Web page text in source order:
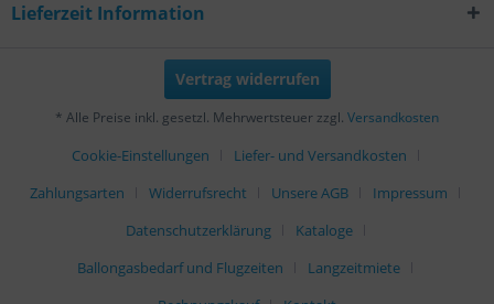
Lieferzeit Information
Vertrag widerrufen
* Alle Preise inkl. gesetzl. Mehrwertsteuer zzgl. Versandkosten
Cookie-Einstellungen
Liefer- und Versandkosten
Zahlungsarten
Widerrufsrecht Unsere AGB
Impressum
Datenschutzerklärung
Kataloge
Ballongasbedarf und Flugzeiten
Langzeitmiete